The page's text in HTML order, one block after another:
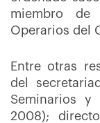
miembro de
Operarios del
Entre otras
del
Seminarios y
2008);